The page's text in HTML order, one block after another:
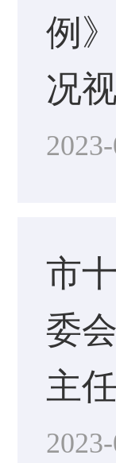
例
况
市
委
主